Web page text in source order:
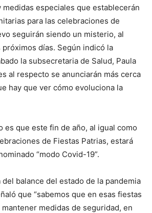
especiales que establecerán
para las celebraciones de
seguirán siendo un misterio, al
días. Según indicó la
la subsecretaria de Salud, Paula
al respecto se anunciarán más cerca
hay que ver cómo evoluciona la
es que este fin de año, al igual como
de Fiestas Patrias, estará
“modo Covid-19”.
balance del estado de la pandemia
que “sabemos que en esas fiestas
medidas de seguridad, en